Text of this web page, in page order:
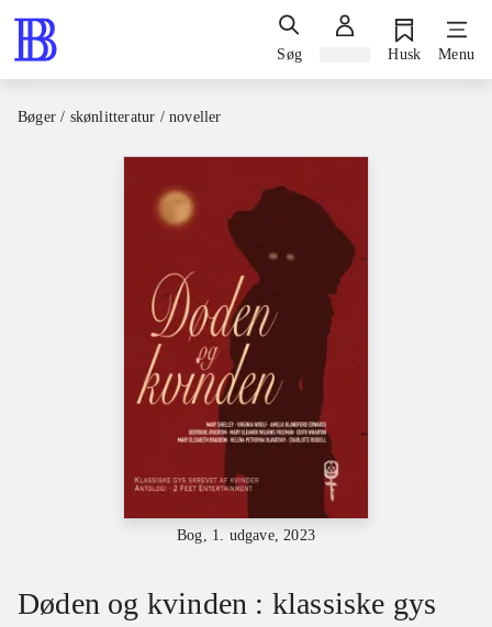
Søg Husk Menu
Bøger / skønlitteratur / noveller
Bog, 1. udgave, 2023
Døden og kvinden : klassiske gys